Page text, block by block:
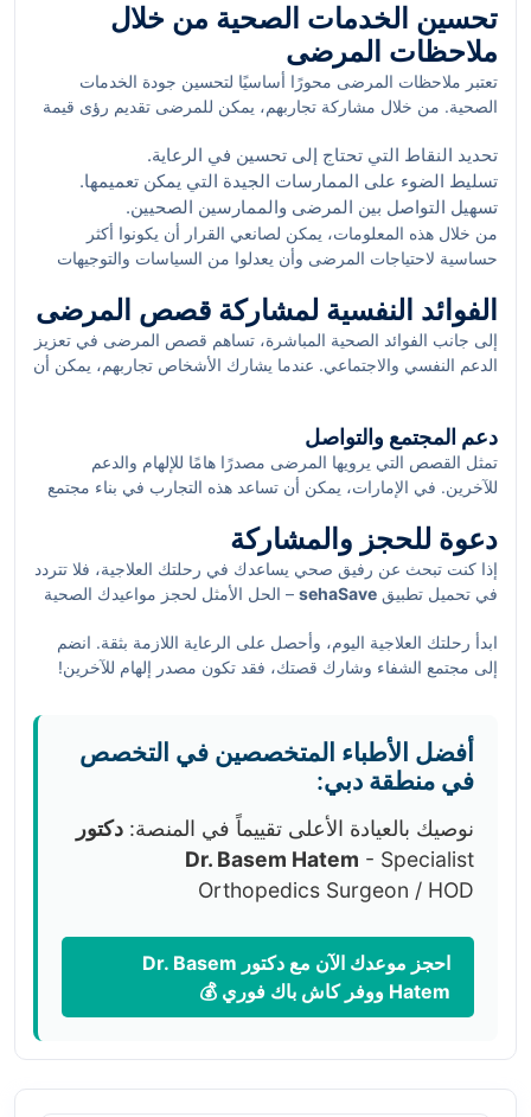
الأمراض.
من مرض خطير، يمكن أن يكون لذلك تأثير كبير على الآخرين الذين
يواجهون نفس الحالة. يزيد هذا من ثقتهم في النظام الصحي وفي
إمكانية الحصول على العلاج المناسب.
تحسين الخدمات الصحية من خلال
ملاحظات المرضى
تعتبر ملاحظات المرضى محورًا أساسيًا لتحسين جودة الخدمات
الصحية. من خلال مشاركة تجاربهم، يمكن للمرضى تقديم رؤى قيمة
المرضى في التعرف على نقاط الضعف أو القضايا التي قد تحتاج إلى
معالجة في مقدمي الرعاية الصحية.:
تحديد النقاط التي تحتاج إلى تحسين في الرعاية.
تسليط الضوء على الممارسات الجيدة التي يمكن تعميمها.
تسهيل التواصل بين المرضى والممارسين الصحيين.
من خلال هذه المعلومات، يمكن لصانعي القرار أن يكونوا أكثر
حساسية لاحتياجات المرضى وأن يعدلوا من السياسات والتوجيهات
الفوائد النفسية لمشاركة قصص المرضى
إلى جانب الفوائد الصحية المباشرة، تساهم قصص المرضى في تعزيز
الدعم النفسي والاجتماعي. عندما يشارك الأشخاص تجاربهم، يمكن أن
بالإضافة إلى ذلك، فإن مشاركة القصص يمكن أن تُحفز الآخرين
لتقاسم تجاربهم أيضًا، مما يخلق شبكة دعم قوية.
دعم المجتمع والتواصل
تمثل القصص التي يرويها المرضى مصدرًا هامًا للإلهام والدعم
للآخرين. في الإمارات، يمكن أن تساعد هذه التجارب في بناء مجتمع
والنصائح، يمكن للمرضى على مختلف مستوياتهم الصحية المساعدة
في خلق فهم أعمق حول تلك القضايا.
دعوة للحجز والمشاركة
إذا كنت تبحث عن رفيق صحي يساعدك في رحلتك العلاجية، فلا تتردد
في تحميل تطبيق sehaSave – الحل الأمثل لحجز مواعيدك الصحية
وCashback أثناء عنايتك بصحتك.
ابدأ رحلتك العلاجية اليوم، وأحصل على الرعاية اللازمة بثقة. انضم
إلى مجتمع الشفاء وشارك قصتك، فقد تكون مصدر إلهام للآخرين!
أفضل الأطباء المتخصصين في التخصص
في منطقة دبي:
نوصيك بالعيادة الأعلى تقييماً في المنصة: دكتور
Dr. Basem Hatem - Specialist
Orthopedics Surgeon / HOD
احجز موعدك الآن مع دكتور Dr. Basem
Hatem ووفر كاش باك فوري 💰